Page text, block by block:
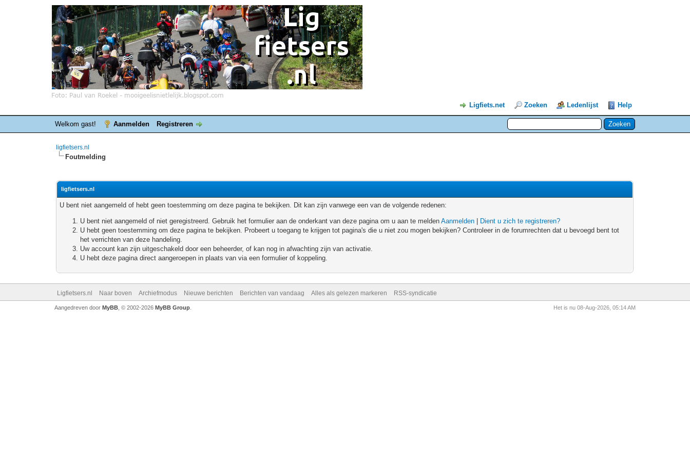
Ligfiets.net Zoeken Ledenlijst Help
Welkom gast! Aanmelden Registreren
ligfietsers.nl
Foutmelding
ligfietsers.nl
U bent niet aangemeld of hebt geen toestemming om deze pagina te bekijken. Dit kan zijn vanwege een van de volgende redenen:
U bent niet aangemeld of niet geregistreerd. Gebruik het formulier aan de onderkant van deze pagina om u aan te meldenAanmelden
Dient u zich te registreren?
U hebt geen toestemming om deze pagina te bekijken. Probeert u toegang te krijgen tot pagina's die u niet zou mogen bekijken? Controleer in de forumrechten dat u bevoegd bent tot
het verrichten van deze handeling.
Uw account kan zijn uitgeschakeld door een beheerder, of kan nog in afwachting zijn van activatie.
U hebt deze pagina direct aangeroepen in plaats van via een formulier of koppeling.
Ligfietsers.nl Naar boven Archiefmodus Nieuwe berichten Berichten van vandaag Alles als gelezen markeren RSS-syndicatie
Het is nu 08-Aug-2026, 05:14 AM
Aangedreven door MyBB, © 2002-2026 MyBB Group.